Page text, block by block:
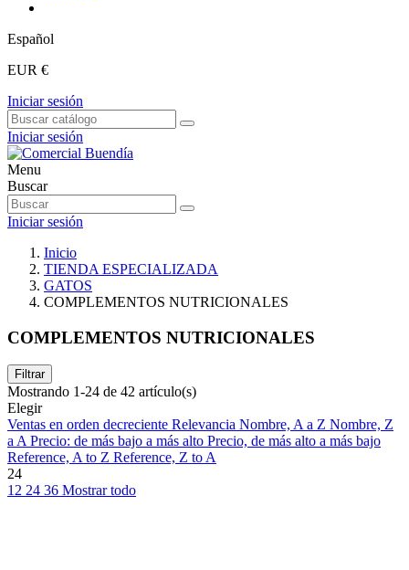
Español
EUR €
Iniciar sesión
Iniciar sesión
Menu
Buscar
Iniciar sesión
Inicio
TIENDA ESPECIALIZADA
GATOS
COMPLEMENTOS NUTRICIONALES
COMPLEMENTOS NUTRICIONALES
Filtrar
Mostrando 1-24 de 42 artículo(s)
Elegir
Ventas en orden decreciente Relevancia Nombre, A a Z Nombre, Z
a APrecio: de más bajo a más alto Precio, de más alto a más bajo
Reference, A to Z Reference, Z to A
24
12 24 36 Mostrar todo